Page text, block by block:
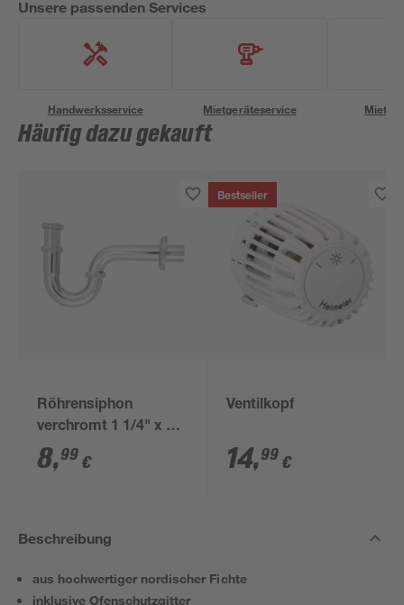
Unsere passenden Services
Handwerksservice Mietgeräteservice
Häufig dazu gekauft
Röhrensiphon
verchromt 1 1/4" x 32
mm
8,99 €
Bestseller
Ventilkopf
14,99 €
Beschreibung
aus hochwertiger nordischer Fichte
inklusive Ofenschutzgitter